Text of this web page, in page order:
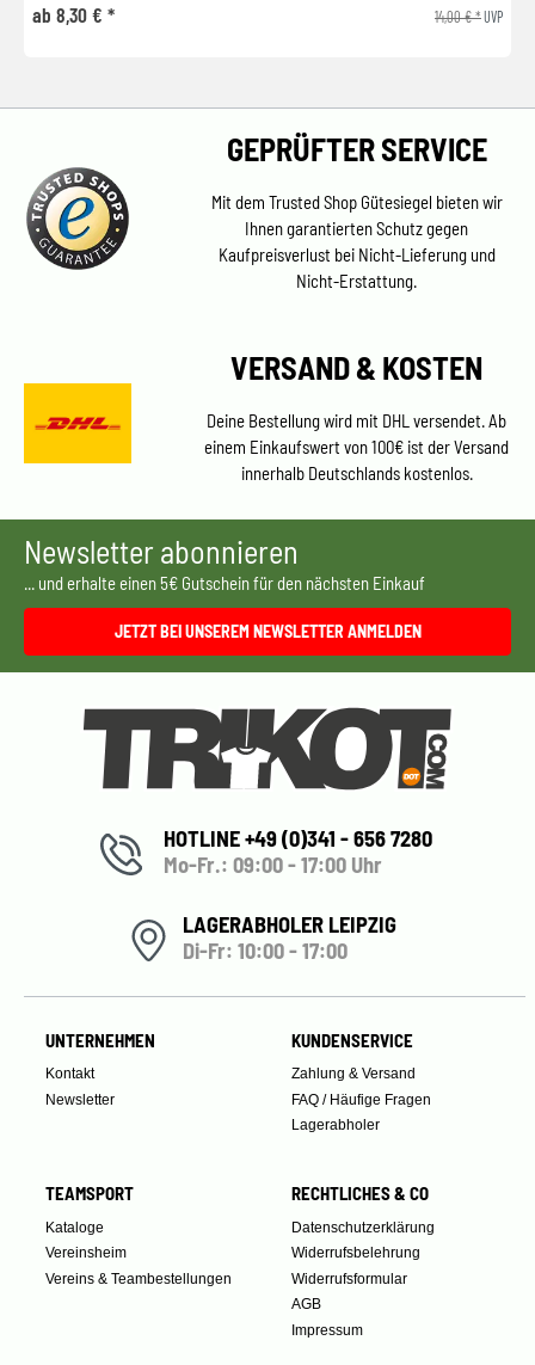
ab 8,30 € * 14,00 € *UVP
GEPRÜFTER SERVICE
Mit dem Trusted Shop Gütesiegel bieten wir
Ihnen garantierten Schutz gegen
Kaufpreisverlust bei Nicht-Lieferung und
Nicht-Erstattung.
VERSAND & KOSTEN
Deine Bestellung wird mit DHL versendet. Ab
einem Einkaufswert von 100€ ist der Versand
innerhalb Deutschlands kostenlos.
Newsletter abonnieren
... und erhalte einen 5€ Gutschein für den nächsten Einkauf
JETZT BEI UNSEREM NEWSLETTER ANMELDEN
HOTLINE +49 (0)341 - 656 7280
Mo-Fr.: 09:00 - 17:00 Uhr
LAGERABHOLER LEIPZIG
Di-Fr: 10:00 - 17:00
UNTERNEHMEN
Kontakt
Newsletter
KUNDENSERVICE
Zahlung & Versand
FAQ / Häufige Fragen
Lagerabholer
TEAMSPORT
Kataloge
Vereinsheim
Vereins & Teambestellungen
RECHTLICHES & CO
Datenschutzerklärung
Widerrufsbelehrung
Widerrufsformular
AGB
Impressum